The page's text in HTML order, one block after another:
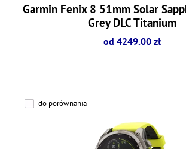
Garmin Fenix 8 51mm Solar
Grey DLC Titanium
od 4249.00 zł
do porównania